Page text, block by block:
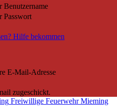
Benutzername
Passwort
Hilfe bekommen
E-Mail-Adresse
zugeschickt.
Freiwillige Feuerwehr Mieming